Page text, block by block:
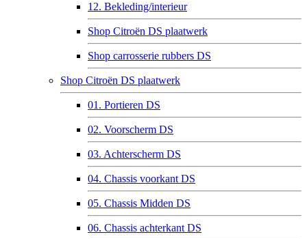
12. Bekleding/interieur
Shop Citroën DS plaatwerk
Shop carrosserie rubbers DS
Shop Citroën DS plaatwerk
01. Portieren DS
02. Voorscherm DS
03. Achterscherm DS
04. Chassis voorkant DS
05. Chassis Midden DS
06. Chassis achterkant DS